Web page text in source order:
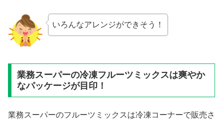
いろんなアレンジができそう！
業務スーパーの冷凍フルーツミックスは爽やか
なパッケージが目印！
業務スーパーのフルーツミックスは冷凍コーナーで販売さ